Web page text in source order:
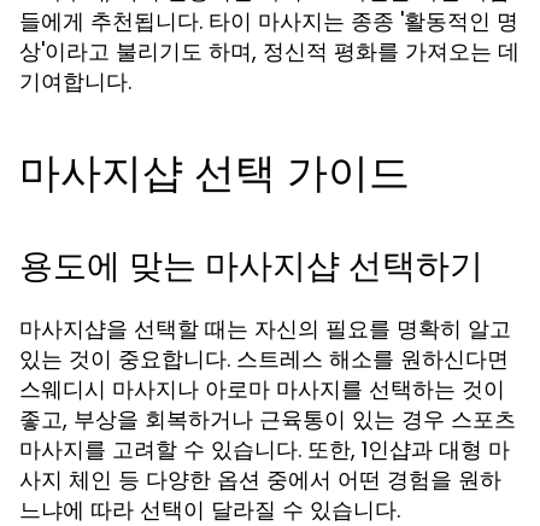
들에게 추천됩니다. 타이 마사지는 종종 '활동적인 명
상'이라고 불리기도 하며, 정신적 평화를 가져오는 데
기여합니다.
마사지샵 선택 가이드
용도에 맞는 마사지샵 선택하기
마사지샵을 선택할 때는 자신의 필요를 명확히 알고
있는 것이 중요합니다. 스트레스 해소를 원하신다면
스웨디시 마사지나 아로마 마사지를 선택하는 것이
좋고, 부상을 회복하거나 근육통이 있는 경우 스포츠
마사지를 고려할 수 있습니다. 또한, 1인샵과 대형 마
사지 체인 등 다양한 옵션 중에서 어떤 경험을 원하
느냐에 따라 선택이 달라질 수 있습니다.